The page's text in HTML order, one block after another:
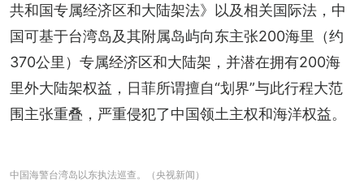
共和国专属经济区和大陆架法》以及相关国际法，中
国可基于台湾岛及其附属岛屿向东主张200海里（约
370公里）专属经济区和大陆架，并潜在拥有200海
里外大陆架权益，日菲所谓擅自“划界”与此行程大范
围主张重叠，严重侵犯了中国领土主权和海洋权益。
中国海警台湾岛以东执法巡查。（央视新闻）